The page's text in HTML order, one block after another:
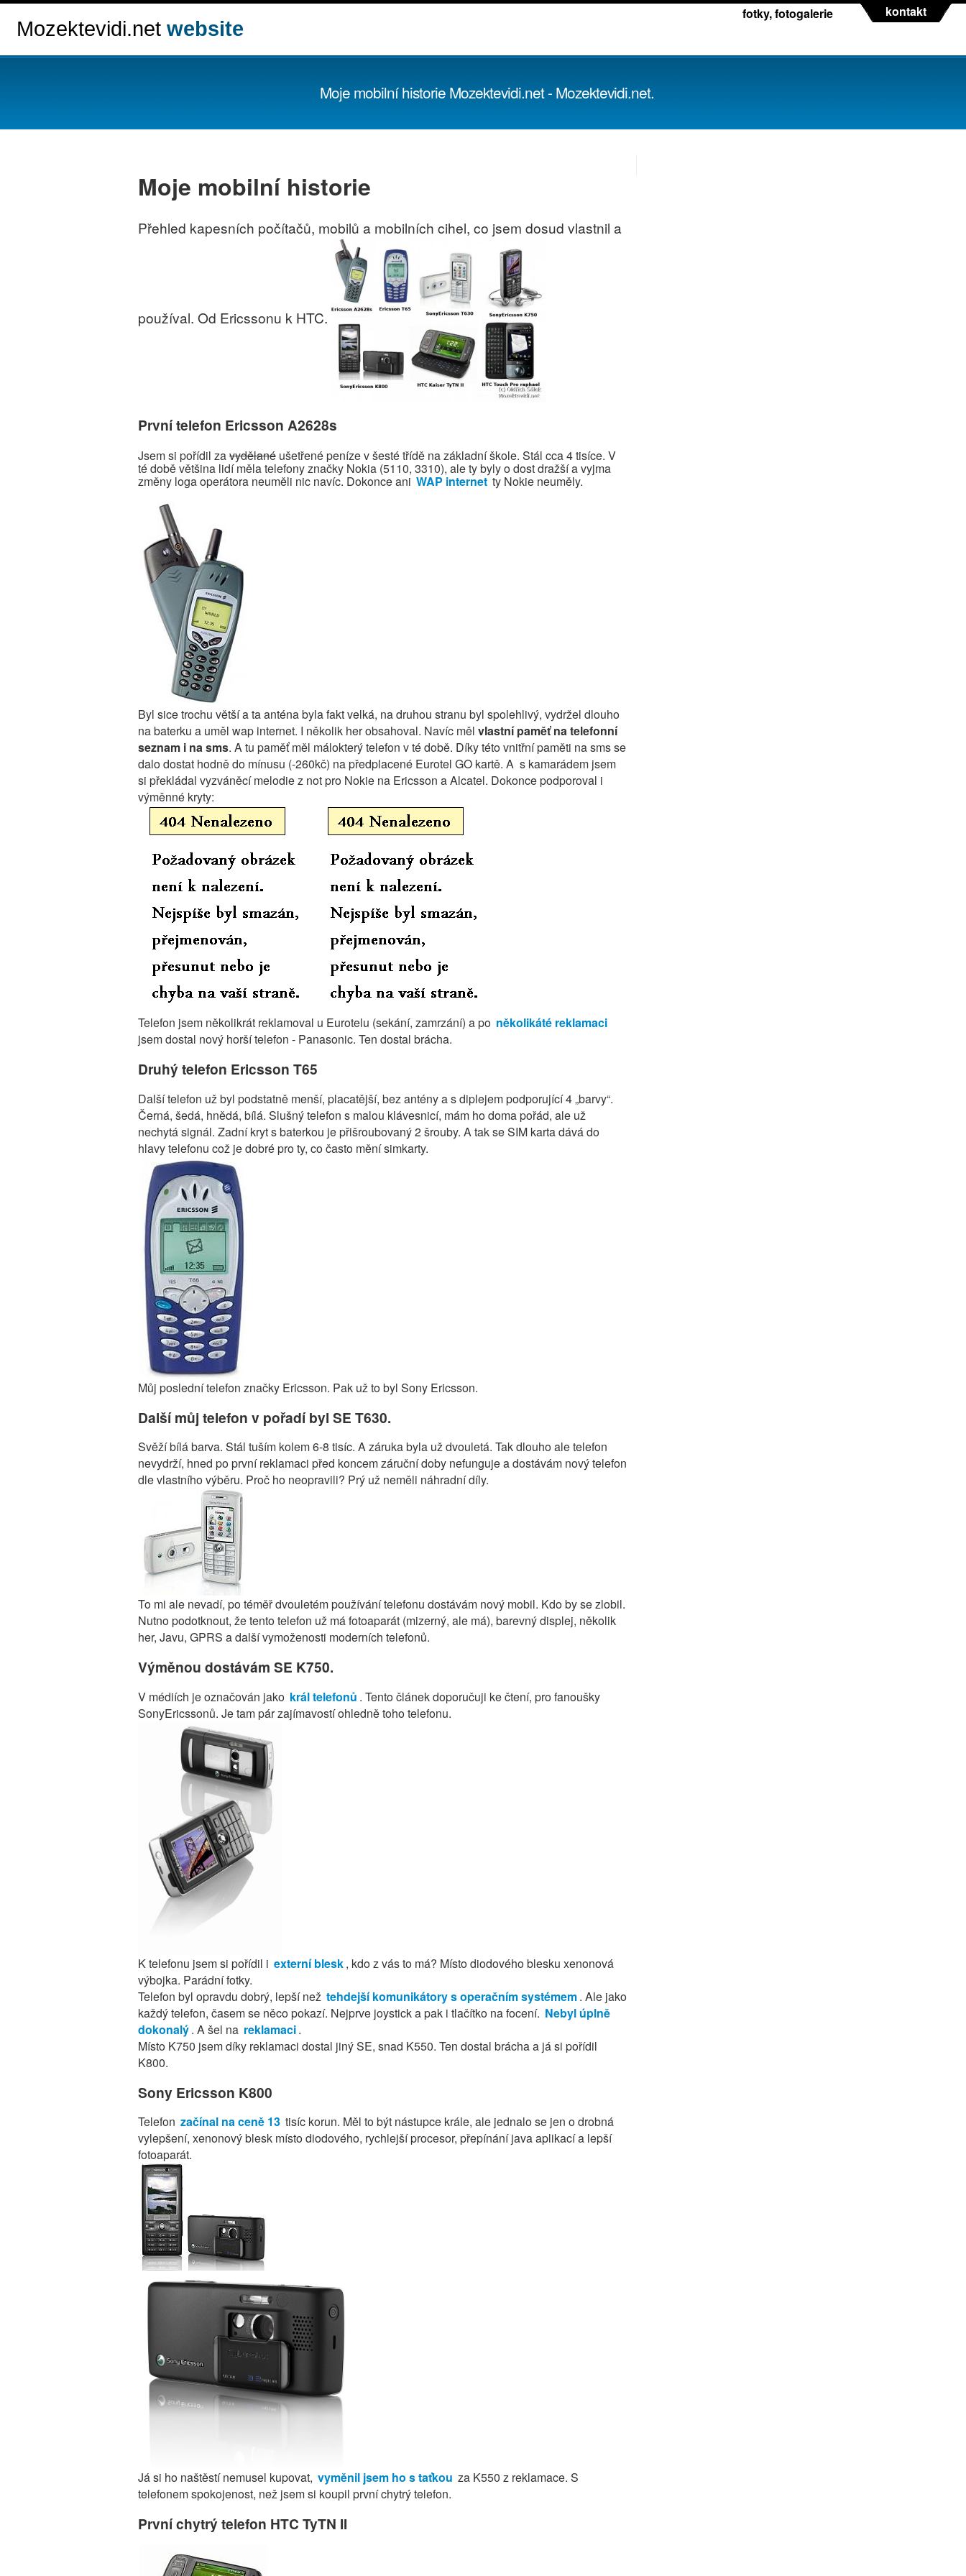
Mozektevidi.net website
fotky, fotogalerie kontakt
Moje mobilní historie Mozektevidi.net - Mozektevidi.net.
Moje mobilní historie
Přehled kapesních počítačů, mobilů a mobilních cihel, co jsem dosud vlastnil a
používal. Od Ericssonu k HTC.
První telefon Ericsson A2628s
Jsem si pořídil zavydělané ušetřené peníze v šesté třídě na základní škole. Stál cca 4 tisíce. V
té době většina lidí měla telefony značky Nokia (5110, 3310), ale ty byly o dost dražší a vyjma
změny loga operátora neuměli nic navíc. Dokonce ani WAP internet ty Nokie neuměly.
Byl sice trochu větší a ta anténa byla fakt velká, na druhou stranu byl spolehlivý, vydržel dlouho
na baterku a uměl wap internet. I několik her obsahoval. Navíc měl vlastní paměť na telefonní
seznam i na sms. A tu paměť měl málokterý telefon v té době. Díky této vnitřní paměti na sms se
dalo dostat hodně do mínusu (-260kč) na předplacené Eurotel GO kartě. A s kamarádem jsem
si překládal vyzváněcí melodie z not pro Nokie na Ericsson a Alcatel. Dokonce podporoval i
výměnné kryty:
Telefon jsem několikrát reklamoval u Eurotelu (sekání, zamrzání) a po několikáté reklamaci
jsem dostal nový horší telefon - Panasonic. Ten dostal brácha.
Druhý telefon Ericsson T65
Další telefon už byl podstatně menší, placatější, bez antény a s diplejem podporující 4 „barvy“.
Černá, šedá, hnědá, bílá. Slušný telefon s malou klávesnicí, mám ho doma pořád, ale už
nechytá signál. Zadní kryt s baterkou je přišroubovaný 2 šrouby. A tak se SIM karta dává do
hlavy telefonu což je dobré pro ty, co často mění simkarty.
Můj poslední telefon značky Ericsson. Pak už to byl Sony Ericsson.
Další můj telefon v pořadí byl SE T630.
Svěží bílá barva. Stál tuším kolem 6-8 tisíc. A záruka byla už dvouletá. Tak dlouho ale telefon
nevydrží, hned po první reklamaci před koncem záruční doby nefunguje a dostávám nový telefon
dle vlastního výběru. Proč ho neopravili? Prý už neměli náhradní díly.
To mi ale nevadí, po téměř dvouletém používání telefonu dostávám nový mobil. Kdo by se zlobil.
Nutno podotknout, že tento telefon už má fotoaparát (mizerný, ale má), barevný displej, několik
her, Javu, GPRS a další vymoženosti moderních telefonů.
Výměnou dostávám SE K750.
V médiích je označován jako král telefonů . Tento článek doporučuji ke čtení, pro fanoušky
SonyEricssonů. Je tam pár zajímavostí ohledně toho telefonu.
K telefonu jsem si pořídil i externí blesk, kdo z vás to má? Místo diodového blesku xenonová
výbojka. Parádní fotky.
Telefon byl opravdu dobrý, lepší než tehdejší komunikátory s operačním systémem. Ale jako
každý telefon, časem se něco pokazí. Nejprve joystick a pak i tlačítko na focení. Nebyl úplně
dokonalý. A šel na reklamaci.
Místo K750 jsem díky reklamaci dostal jiný SE, snad K550. Ten dostal brácha a já si pořídil
K800.
Sony Ericsson K800
Telefon začínal na ceně 13 tisíc korun. Měl to být nástupce krále, ale jednalo se jen o drobná
vylepšení, xenonový blesk místo diodového, rychlejší procesor, přepínání java aplikací a lepší
fotoaparát.
Já si ho naštěstí nemusel kupovat, vyměnil jsem ho s taťkou za K550 z reklamace. S
telefonem spokojenost, než jsem si koupil první chytrý telefon.
První chytrý telefon HTC TyTN II